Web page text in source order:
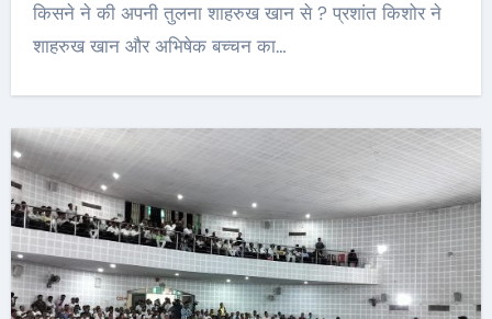
किसने ने की अपनी तुलना शाहरुख खान से ? प्रशांत किशोर ने
शाहरुख खान और अभिषेक बच्चन का…